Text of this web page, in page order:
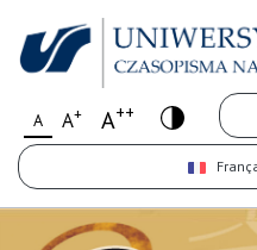
A A+ A++